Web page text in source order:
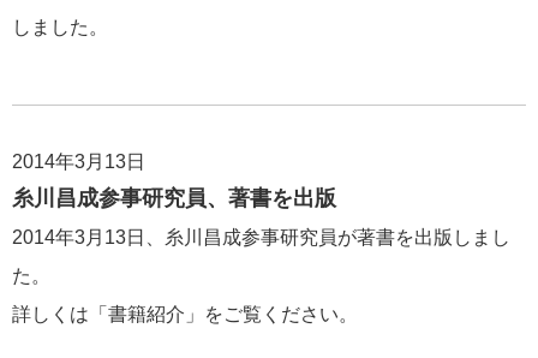
しました。
2014年3月13日
糸川昌成参事研究員、著書を出版
2014年3月13日、糸川昌成参事研究員が著書を出版しまし
た。
詳しくは 「書籍紹介」 をご覧ください。